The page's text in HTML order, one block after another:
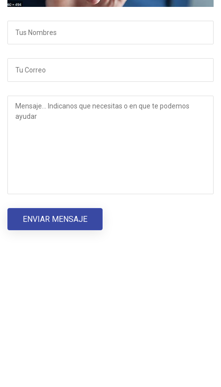
ENVIAR MENSAJE